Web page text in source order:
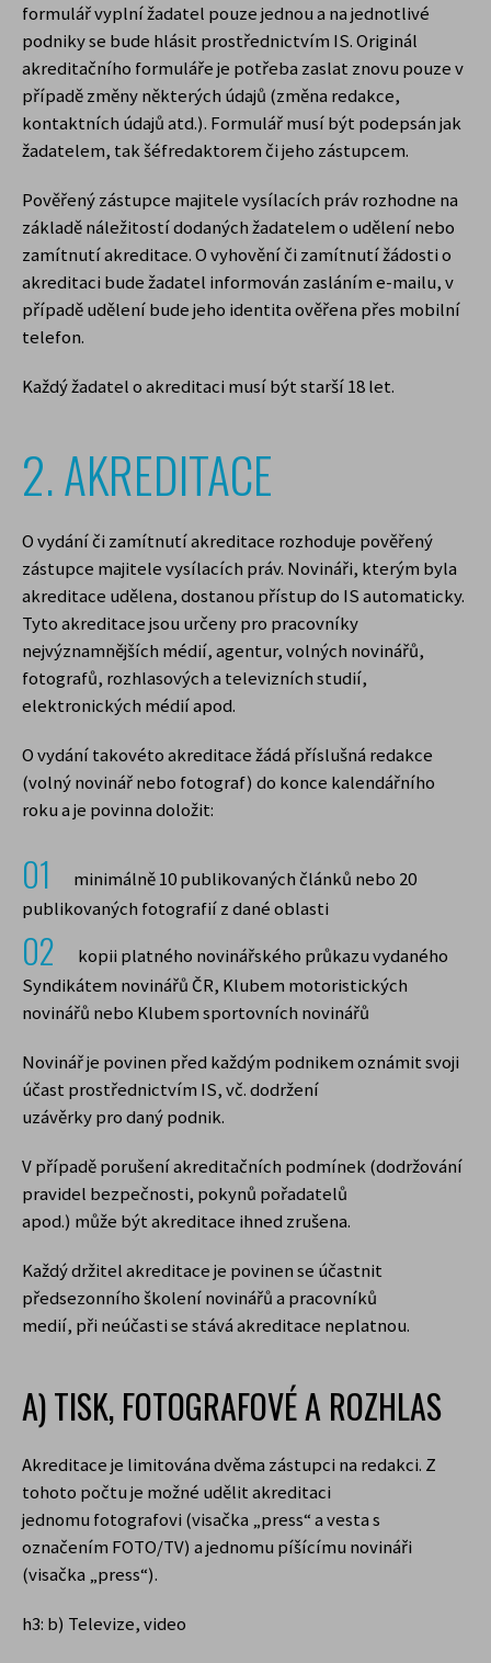
formulář vyplní žadatel pouze jednou a na jednotlivé
podniky se bude hlásit prostřednictvím IS. Originál
akreditačního formuláře je potřeba zaslat znovu pouze v
případě změny některých údajů (změna redakce,
kontaktních údajů atd.). Formulář musí být podepsán jak
žadatelem, tak šéfredaktorem či jeho zástupcem.
Pověřený zástupce majitele vysílacích práv rozhodne na
základě náležitostí dodaných žadatelem o udělení nebo
zamítnutí akreditace. O vyhovění či zamítnutí žádosti o
akreditaci bude žadatel informován zasláním e-mailu, v
případě udělení bude jeho identita ověřena přes mobilní
telefon.
Každý žadatel o akreditaci musí být starší 18 let.
2. AKREDITACE
O vydání či zamítnutí akreditace rozhoduje pověřený
zástupce majitele vysílacích práv. Novináři, kterým byla
akreditace udělena, dostanou přístup do IS automaticky.
Tyto akreditace jsou určeny pro pracovníky
nejvýznamnějších médií, agentur, volných novinářů,
fotografů, rozhlasových a televizních studií,
elektronických médií apod.
O vydání takovéto akreditace žádá příslušná redakce
(volný novinář nebo fotograf) do konce kalendářního
roku a je povinna doložit:
minimálně 10 publikovaných článků nebo 20
publikovaných fotografií z dané oblasti
kopii platného novinářského průkazu vydaného
Syndikátem novinářů ČR, Klubem motoristických
novinářů nebo Klubem sportovních novinářů
Novinář je povinen před každým podnikem oznámit svoji
účast prostřednictvím IS, vč. dodržení
uzávěrky pro daný podnik.
V případě porušení akreditačních podmínek (dodržování
pravidel bezpečnosti, pokynů pořadatelů
apod.) může být akreditace ihned zrušena.
Každý držitel akreditace je povinen se účastnit
předsezonního školení novinářů a pracovníků
medií, při neúčasti se stává akreditace neplatnou.
A) TISK, FOTOGRAFOVÉ A ROZHLAS
Akreditace je limitována dvěma zástupci na redakci. Z
tohoto počtu je možné udělit akreditaci
jednomu fotografovi (visačka „press“ a vesta s
označením FOTO/TV) a jednomu píšícímu novináři
(visačka „press“).
h3: b) Televize, video